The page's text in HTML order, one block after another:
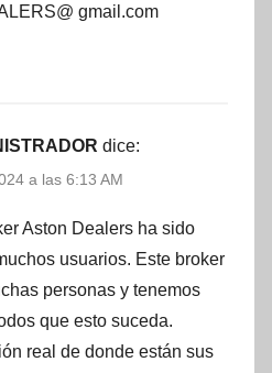
gmail.com
dice:
a las 6:13 AM
Aston Dealers ha sido
usuarios. Este broker
personas y tenemos
que esto suceda.
real de donde están sus